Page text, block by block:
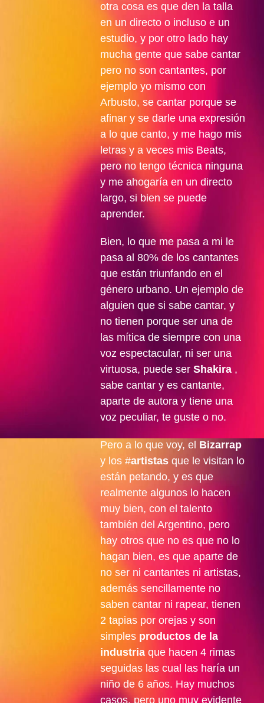
otra cosa es que den la talla
en un directo o incluso e un
estudio, y por otro lado hay
mucha gente que sabe cantar
pero no son cantantes, por
ejemplo yo mismo con
Arbusto, se cantar porque se
afinar y se darle una expresión
a lo que canto, y me hago mis
letras y a veces mis Beats,
pero no tengo técnica ninguna
y me ahogaría en un directo
largo, si bien se puede
aprender.
Bien, lo que me pasa a mi le
pasa al 80% de los cantantes
que están triunfando en el
género urbano. Un ejemplo de
alguien que si sabe cantar, y
no tienen porque ser una de
las mítica de siempre con una
voz espectacular, ni ser una
virtuosa, puede ser Shakira,
sabe cantar y es cantante,
aparte de autora y tiene una
voz peculiar, te guste o no.
Pero a lo que voy, el Bizarrap
y los #artistasque le visitan lo
están petando, y es que
realmente algunos lo hacen
muy bien, con el talento
también del Argentino, pero
hay otros que no es que no lo
hagan bien, es que aparte de
no ser ni cantantes ni artistas,
además sencillamente no
saben cantar ni rapear, tienen
2 tapias por orejas y son
simples productos de la
industria que hacen 4 rimas
seguidas las cual las haría un
niño de 6 años. Hay muchos
casos, pero uno muy evidente